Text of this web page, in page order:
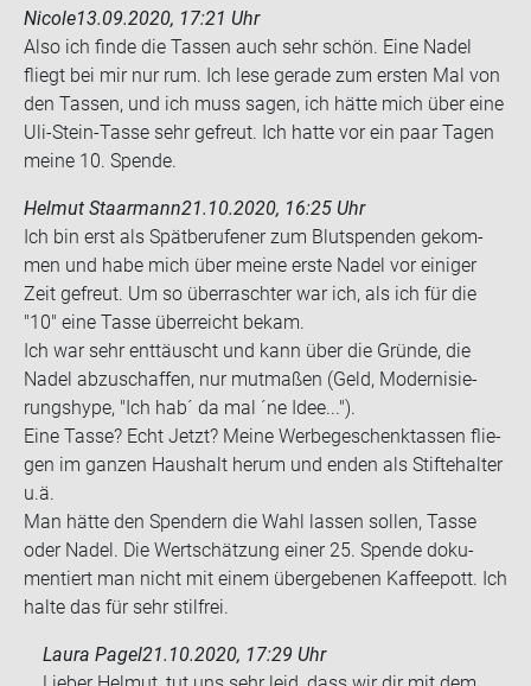
Nicole13.09.2020, 17:21 Uhr
Also ich finde die Tas­sen auch sehr schön. Eine Nadel
fliegt bei mir nur rum. Ich lese ge­ra­de zum ers­ten Mal von
den Tas­sen, und ich muss sagen, ich hätte mich über eine
Uli-​Stein-Tasse sehr ge­freut. Ich hatte vor ein paar Tagen
meine 10. Spen­de.
Helmut Staarmann21.10.2020, 16:25 Uhr
Ich bin erst als Spät­be­ru­fe­ner zum Blut­spen­den ge­kom­
men und habe mich über meine erste Nadel vor ei­ni­ger
Zeit ge­freut. Um so über­rasch­ter war ich, als ich für die
"10" eine Tasse über­reicht bekam.
Ich war sehr ent­täuscht und kann über die Grün­de, die
Nadel ab­zu­schaf­fen, nur mut­ma­ßen (Geld, Mo­der­ni­sie­
rungs­hype, "Ich hab´ da mal ´ne Idee...").
Eine Tasse? Echt Jetzt? Meine Wer­be­ge­schenk­tas­sen flie­
gen im gan­zen Haus­halt herum und enden als Stifte­hal­ter
u.ä.
Man hätte den Spen­dern die Wahl las­sen sol­len, Tasse
oder Nadel. Die Wert­schät­zung einer 25. Spen­de do­ku­
men­tiert man nicht mit einem über­ge­be­nen Kaf­fee­pott. Ich
halte das für sehr stilfrei.
Laura Pagel21.10.2020, 17:29 Uhr